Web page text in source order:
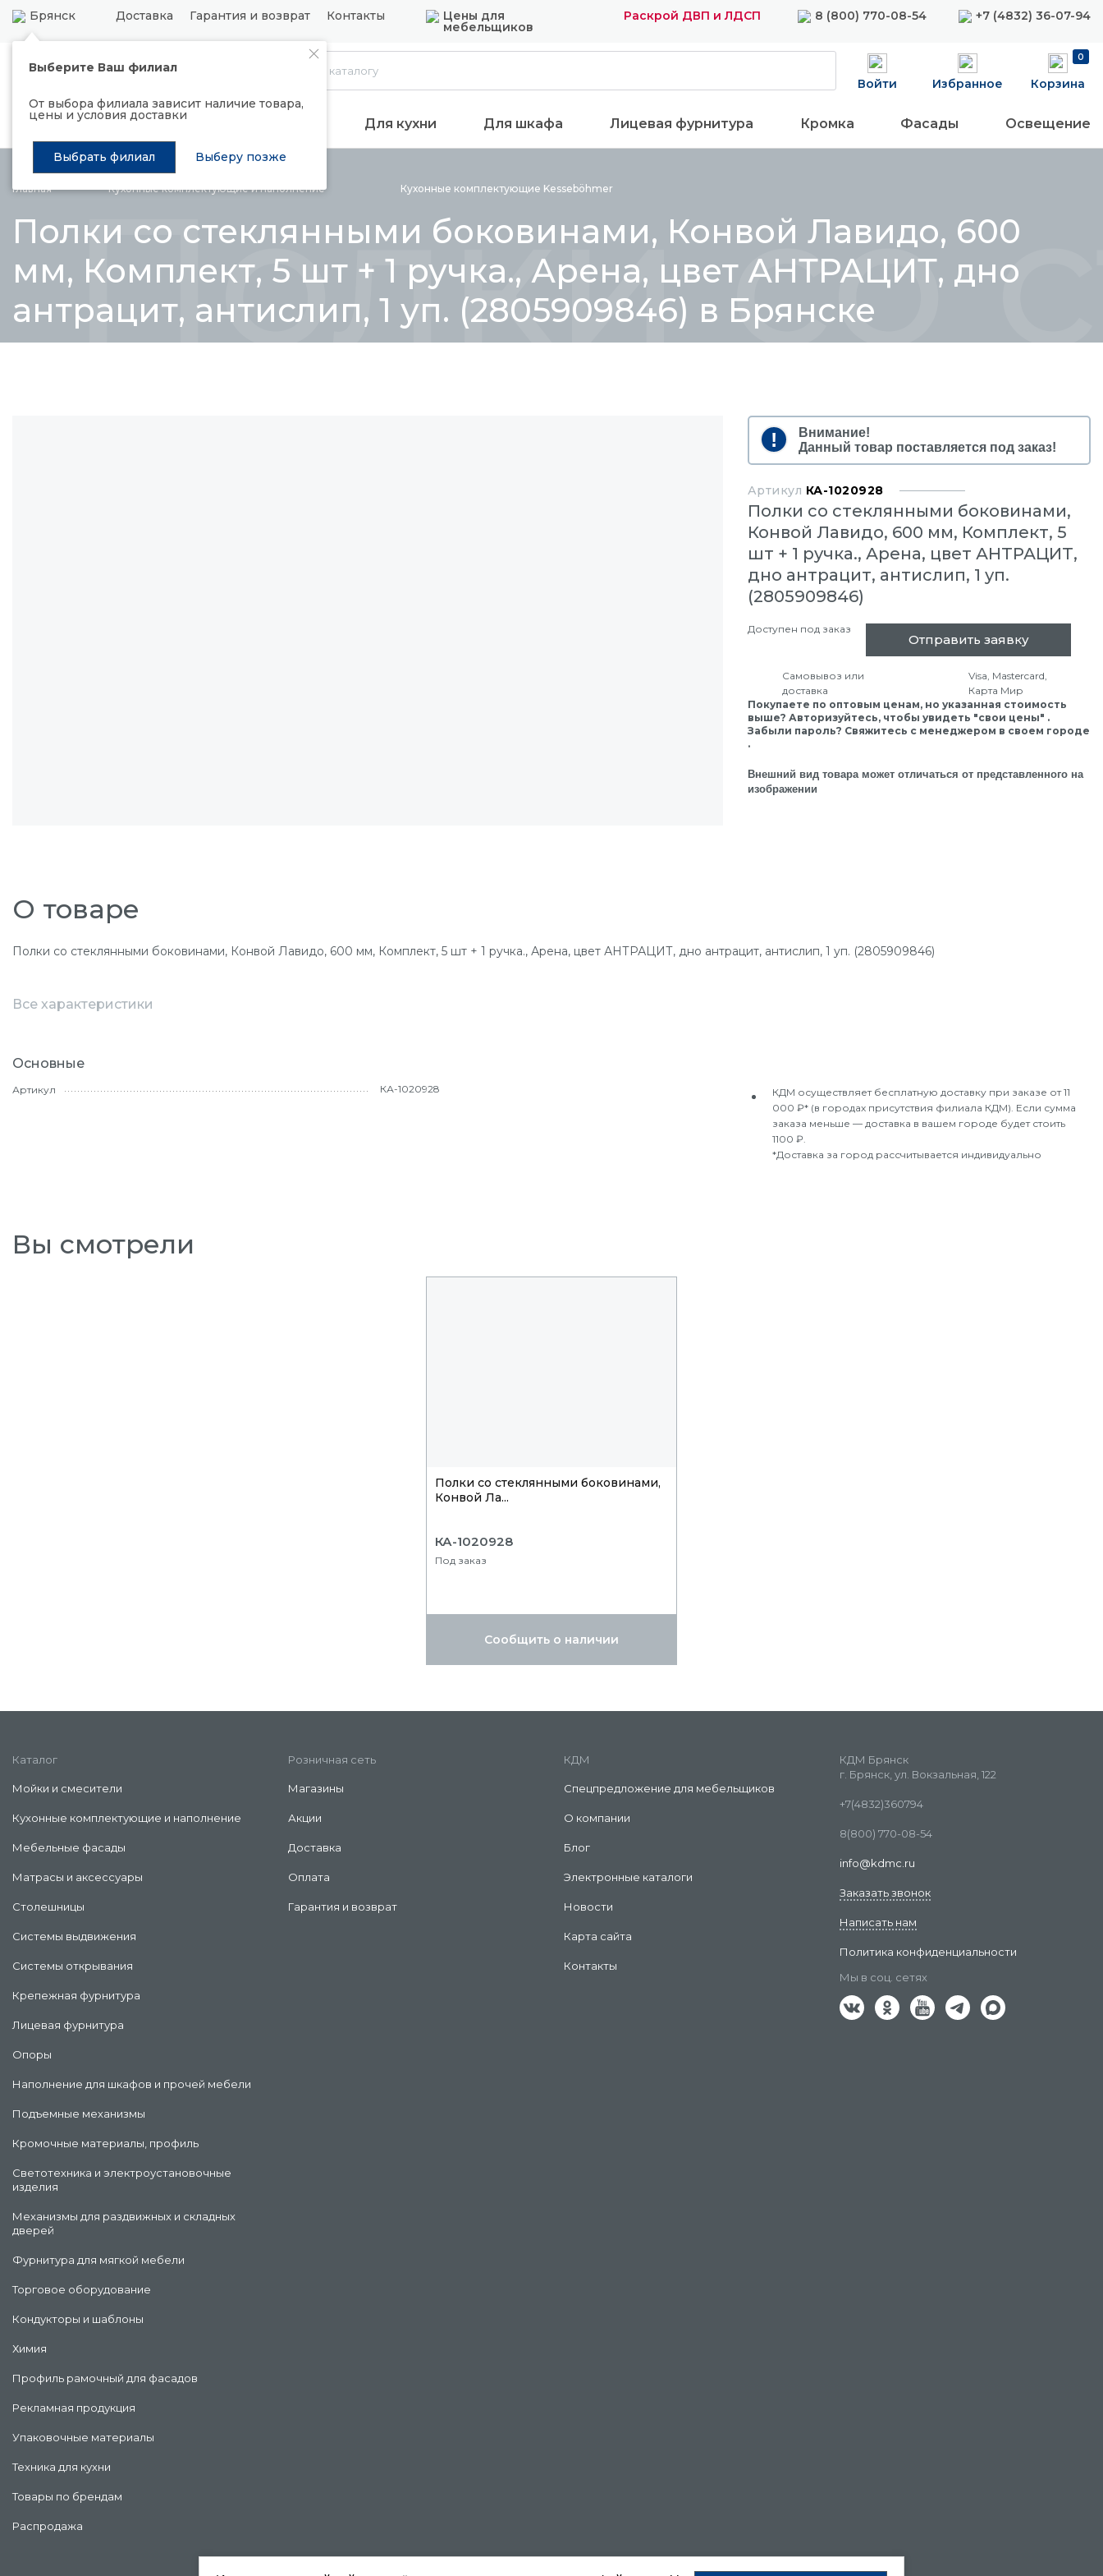
Брянск Доставка Гарантия и возврат Контакты Цены для
мебельщиков
Раскрой ДВП и ЛДСП 8 (800) 770-08-54 +7 (4832) 36-07-94
Выберите Ваш филиал
От выбора филиала зависит наличие товара,
цены и условия доставки
Выбрать филиал Выберу позже
Каталог
Войти Избранное
0
Корзина
Распродажа Подъемные механизмы Для кухни Для шкафа Лицевая фурнитура Кромка Фасады Освещение
Главная Кухонные комплектующие инаполнение Кухонные комплектующие Kesseböhmer
Полки со стеклянными боковинами, Конвой Лавидо, 600
мм, Комплект, 5 шт + 1 ручка., Арена, цвет АНТРАЦИТ, дно
антрацит, антислип, 1 уп. (2805909846) в Брянске
Полки со
Внимание!
Данный товар поставляется под заказ!
Артикул КА-1020928
Полки со стеклянными боковинами,
Конвой Лавидо, 600 мм, Комплект, 5
шт + 1 ручка., Арена, цвет АНТРАЦИТ,
дно антрацит, антислип, 1 уп.
(2805909846)
Доступен под заказ
Отправить заявку
Самовывоз или
доставка
Visa, Mastercard,
Карта Мир
Покупаете по оптовым ценам, но указанная стоимость
выше? Авторизуйтесь, чтобы увидеть "свои цены" .
Забыли пароль? Свяжитесь с менеджером в своем городе
.
Внешний вид товара может отличаться от представленного на
изображении
О товаре
Полки со стеклянными боковинами, Конвой Лавидо, 600 мм, Комплект, 5 шт + 1 ручка., Арена, цвет АНТРАЦИТ, дно антрацит, антислип, 1 уп. (2805909846)
Все характеристики
Основные
Артикул КА-1020928
КДМ осуществляет бесплатную доставку при заказе от 11
000 ₽* (в городах присутствия филиала КДМ). Если сумма
заказа меньше — доставка в вашем городе будет стоить
1100 ₽.
*Доставка за город рассчитывается индивидуально
Вы смотрели
Полки со стеклянными боковинами,
Конвой Ла...
КА-1020928
Под заказ
Сообщить о наличии
Каталог
Мойки и смесители
Кухонные комплектующие и наполнение
Мебельные фасады
Матрасы и аксессуары
Столешницы
Системы выдвижения
Системы открывания
Крепежная фурнитура
Лицевая фурнитура
Опоры
Наполнение для шкафов и прочей мебели
Подъемные механизмы
Кромочные материалы, профиль
Светотехника и электроустановочные
изделия
Механизмы для раздвижных и складных
дверей
Фурнитура для мягкой мебели
Торговое оборудование
Кондукторы и шаблоны
Химия
Профиль рамочный для фасадов
Рекламная продукция
Упаковочные материалы
Техника для кухни
Товары по брендам
Распродажа
Розничная сеть
Магазины
Акции
Доставка
Оплата
Гарантия и возврат
КДМ
Спецпредложение для мебельщиков
О компании
Блог
Электронные каталоги
Новости
Карта сайта
Контакты
КДМ Брянск
г. Брянск, ул. Вокзальная, 122
+7(4832)360794
8(800) 770-08-54
info@kdmc.ru
Заказать звонок
Написать нам
Политика конфиденциальности
Мы в соц. сетях